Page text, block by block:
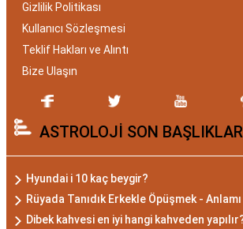
belirlemede etkilidir.
Akrep Burcu
Gizemli ve Kararlı
Akrep burcu, astrolojide 23 Ekim ile
tarihleri arasında doğanları ifade
dönemde doğan bireyler genellikle
düşünce yapısına sahiptir. Akrep
özellikleri arasında kararlılık,
bulunur. Akrepler, hedeflerine
Gizlilik Politikası
Kullanıcı Sözleşmesi
Teklif Hakları ve Alıntı
Bize Ulaşın
ASTROLOJİ SON BAŞLIKLAR
Hyundai i 10 kaç beygir?
Rüyada Tanıdık Erkekle Öpüşmek -
Dibek kahvesi en iyi hangi kahveden